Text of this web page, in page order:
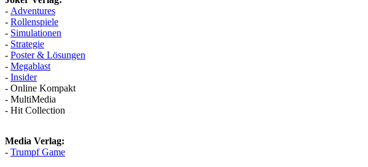
- Adventures
- Rollenspiele
- Simulationen
- Strategie
- Poster & Lösungen
- Megablast
- Insider
- Online Kompakt
- MultiMedia
- Hit Collection
Media Verlag:
- Trumpf Game